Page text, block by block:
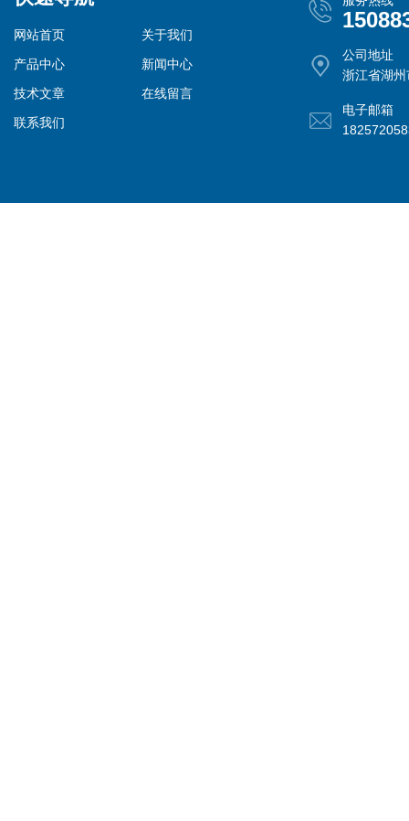
网站首页
关于我们
产品中心
新闻中心
技术文章
在线留言
联系我们
公司地址
浙江省湖
电子邮箱